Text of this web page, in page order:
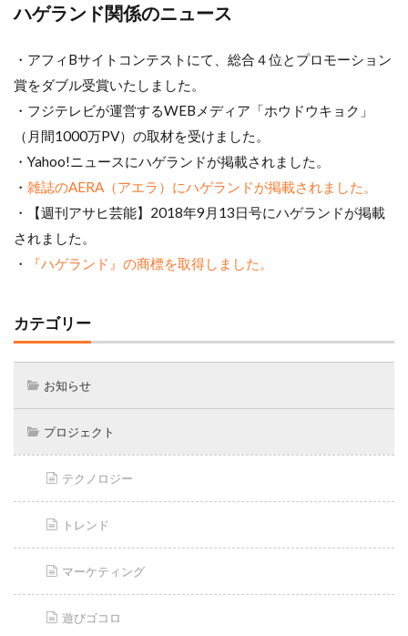
ハゲランド関係のニュース
・アフィBサイトコンテストにて、総合４位とプロモーション
賞をダブル受賞いたしました。
・フジテレビが運営するWEBメディア「ホウドウキョク」
（月間1000万PV）の取材を受けました。
・Yahoo!ニュースにハゲランドが掲載されました。
・ 雑誌のAERA（アエラ）にハゲランドが掲載されました。
・【週刊アサヒ芸能】2018年9月13日号にハゲランドが掲載
されました。
・
『ハゲランド』の商標を取得しました。
カテゴリー
お知らせ
プロジェクト
テクノロジー
トレンド
マーケティング
遊びゴコロ